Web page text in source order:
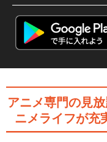
アニメ専門の見
ニメライフが充